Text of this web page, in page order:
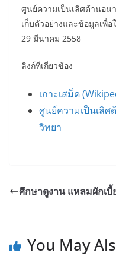
ศูนย์ความเป็นเลิศด้านอ
เก็บตัวอย่างและข้อมูลเพื่
29 มีนาคม 2558
ลิงก์ที่เกี่ยวข้อง
เกาะเสม็ด
ศูนย์ความเป็นเลิ
วิทยา
ศึกษาดูงาน แหลมผักเบี้
You May